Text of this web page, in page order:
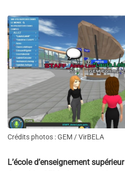
Crédits photos : GEM / VirBELA
L’école d’enseignement